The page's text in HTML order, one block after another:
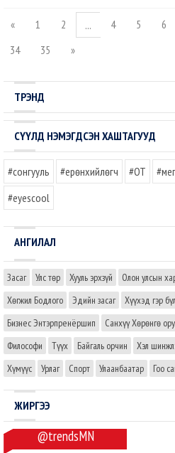
« 1 2 ... 4 5 6
34
35 »
ТРЭНД
СҮҮЛД НЭМЭГДСЭН ХАШТАГУУД
#сонгууль #ерөнхийлөгч #OT
#eyescool
АНГИЛАЛ
Засаг Улс төр Хууль эрхзүй Олон улсын
Хөгжил Бодлого
Эдийн засаг Хүүхэд гэр бүл
Бизнес Энтэрпренёршип
Санхүү Хөрөнгө
Философи
Түүх Байгаль орчин Хэл
Хүмүүс
Урлаг Спорт Улаанбаатар Гоо
ЖИРГЭЭ
@trendsMN